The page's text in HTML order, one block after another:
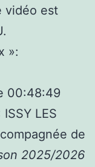
vidéo est
»:
00:48:49
LES
de
2025/2026